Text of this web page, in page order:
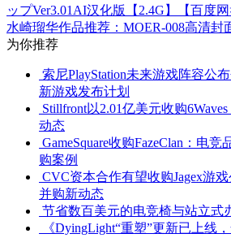
ップVer3.01AI汉化版【2.4G】【百度网
水崎瑠华作品推荐：MOER-008高清封
为你推荐
索尼PlayStation未来游戏阵容公
新游戏发布计划
Stillfront以2.01亿美元收购
动态
GameSquare收购FazeClan：电
购案例
CVC资本合作有望收购Jagex游
并购新动态
节省数百美元的电竞椅与站立式
《DyingLight“重塑”更新已上线